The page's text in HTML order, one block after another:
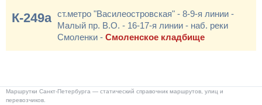
К-249а ст.метро "Василеостровская" - 8-9-я линии -
Малый пр. В.О. - 16-17-я линии - наб. реки
Смоленки - Смоленское кладбище
Маршрутки Санкт-Петербурга — статический справочник маршрутов, улиц и
перевозчиков.